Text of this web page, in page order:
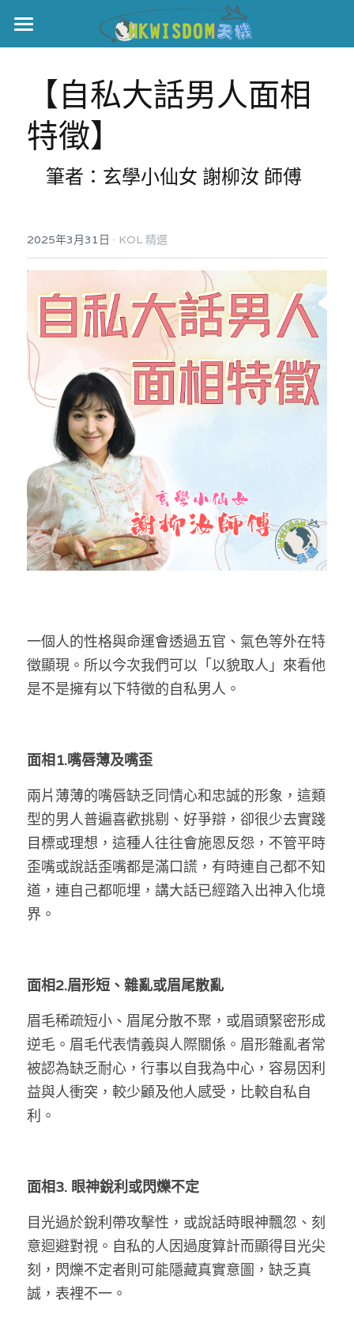
主頁
世界盃
伊美戰爭
黎智英案
美西媒體謊言實錄
宏福‧革新
宏福苑聽證會
宏福火災正視聽
港聞
中國
國際
反華推手你要知
反華推手懶人包
民主派騙案十式
反華推手起底
美西霸凌內幕
美西極權主義
極端暴恐實錄
KOL 專欄
林淑芳專欄
屈穎妍專欄
朱庭萱專欄
莫綺琪專欄
招國偉專欄
高松傑專欄
馮煒光專欄
趙處機專欄
KOL 精選
大衛sir專欄
曾子晴 - 晴深直說
羅浚軒專欄
溫志倫專欄
莊豪鋒專欄
香港科技專上書院｜專欄
絕密法庭檔案
醫院口岸爆炸案
屠龍小隊案
黎智英案審訊
35+顛覆案
生活
吃喝玩指南
休閒好介紹
花生仔漫畫週記
關於我們
人才招聘
商戶合作
支持讚助
關於我們
搜索
繁體中文
English
【自私大話男人面相
特徵】
    筆者：玄學小仙女 謝柳汝 師傅
2025年3月31日 · KOL 精選
一個人的性格與命運會透過五官、氣色等外在特
徵顯現。所以今次我們可以「以貌取人」來看他
是不是擁有以下特徵的自私男人。
面相1.嘴唇薄及嘴歪
兩片薄薄的嘴唇缺乏同情心和忠誠的形象，這類
型的男人普遍喜歡挑剔、好爭辯，卻很少去實踐
目標或理想，這種人往往會施恩反怨，不管平時
歪嘴或說話歪嘴都是滿口謊，有時連自己都不知
道，連自己都呃埋，講大話已經踏入出神入化境
界。
面相2.眉形短、雜亂或眉尾散亂
眉毛稀疏短小、眉尾分散不聚，或眉頭緊密形成
逆毛。眉毛代表情義與人際關係。眉形雜亂者常
被認為缺乏耐心，行事以自我為中心，容易因利
益與人衝突，較少顧及他人感受，比較自私自
利。
面相3. 眼神銳利或閃爍不定
目光過於銳利帶攻擊性，或說話時眼神飄忽、刻
意迴避對視。自私的人因過度算計而顯得目光尖
刻，閃爍不定者則可能隱藏真實意圖，缺乏真
誠，表裡不一。